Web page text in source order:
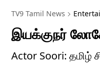
TV9 Tamil News
இயக்குநர்
Actor Soori: